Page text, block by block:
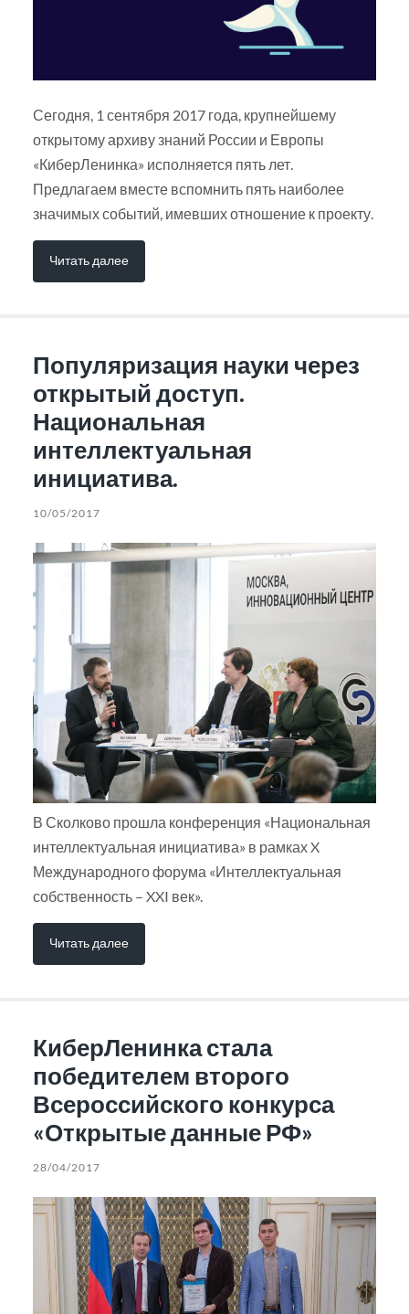
Сегодня, 1 сентября 2017 года, крупнейшему
открытому архиву знаний России и Европы
«КиберЛенинка» исполняется пять лет.
Предлагаем вместе вспомнить пять наиболее
значимых событий, имевших отношение к проекту.
Читать далее
Популяризация науки через
открытый доступ.
Национальная
интеллектуальная
инициатива.
10/05/2017
В Сколково прошла конференция «Национальная
интеллектуальная инициатива» в рамках X
Международного форума «Интеллектуальная
собственность – XXI век».
Читать далее
КиберЛенинка стала
победителем второго
Всероссийского конкурса
«Открытые данные РФ»
28/04/2017